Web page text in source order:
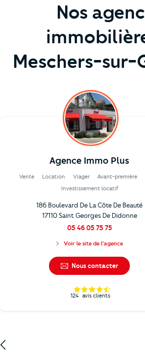
Nos
Meschers-sur-
Agence Immo Plus
Vente Location Viager Avant-première
Investissement locatif
186 Boulevard De La Côte De Beauté
17110 Saint Georges De Didonne
05 46 05 75 75
Voir le site de l'agence
Nous contacter
124 avis clients